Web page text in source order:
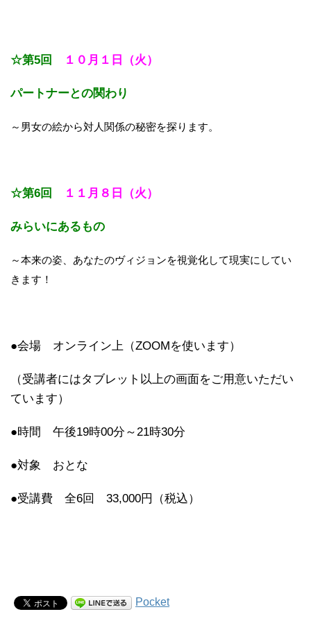
☆第5回 １０月１日（火）
パートナーとの関わり
～男女の絵から対人関係の秘密を探ります。
☆第6回 １１月８日（火）
みらいにあるもの
～本来の姿、あなたのヴィジョンを視覚化して現実にしてい
きます！
●会場 オンライン上（ZOOMを使います）
（受講者にはタブレット以上の画面をご用意いただい
ています）
●時間 午後19時00分～21時30分
●対象 おとな
●受講費 全6回 33,000円（税込）
Pocket